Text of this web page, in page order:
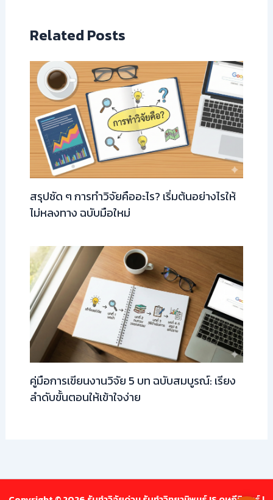
Related Posts
สรุปชัด ๆ การทำวิจัยคืออะไร? เริ่มต้นอย่างไรให้
ไม่หลงทาง ฉบับมือใหม่
คู่มือการเขียนงานวิจัย 5 บท ฉบับสมบูรณ์: เรียง
ลำดับขั้นตอนให้เข้าใจง่าย